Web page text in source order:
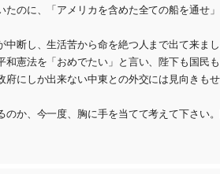
のに、「アメリカを含めた全ての船を通せ
断し、生活苦から命を絶つ人まで出て来まし
憲法を「おめでたい」と言い、陛下も国民
にしか出来ない中東との外交には見向きも
か、今一度、胸に手を当てて考えて下さい